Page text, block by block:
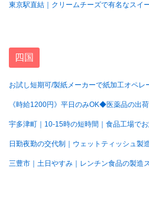
東京駅直結｜クリームチーズで有名なスイ
四国
お試し短期可/製紙メーカーで紙加工オペレ
《時給1200円》平日のみOK◆医薬品の出
宇多津町｜10-15時の短時間｜食品工場でお
日勤夜勤の交代制｜ウェットティッシュ製
三豊市｜土日やすみ｜レンチン食品の製造